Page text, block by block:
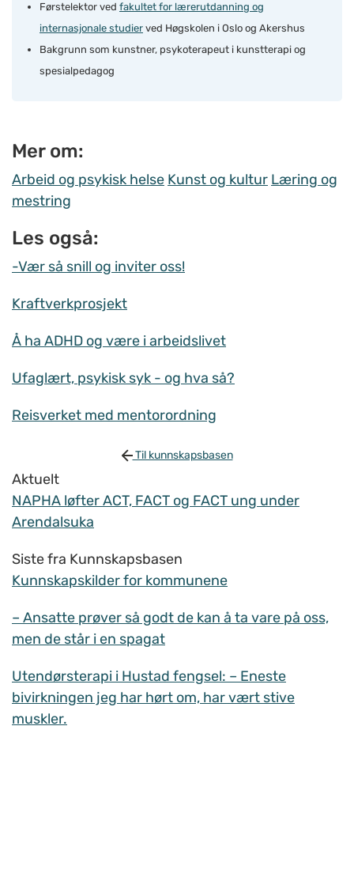
Førstelektor ved fakultet for lærerutdanning og
internasjonale studier ved Høgskolen i Oslo og Akershus
Bakgrunn som kunstner, psykoterapeut i kunstterapi og
spesialpedagog
Mer om:
Arbeid og psykisk helse Kunst og kultur Læring og
mestring
Les også:
-Vær så snill og inviter oss!
Kraftverkprosjekt
Å ha ADHD og være i arbeidslivet
Ufaglært, psykisk syk - og hva så?
Reisverket med mentorordning
Til kunnskapsbasen
Aktuelt
NAPHA løfter ACT, FACT og FACT ung under
Arendalsuka
Siste fra Kunnskapsbasen
Kunnskapskilder for kommunene
– Ansatte prøver så godt de kan å ta vare på oss,
men de står i en spagat
Utendørsterapi i Hustad fengsel: – Eneste
bivirkningen jeg har hørt om, har vært stive
muskler.